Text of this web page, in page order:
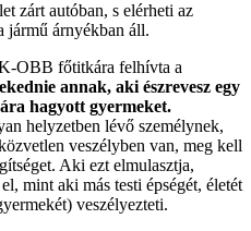
zárt autóban, s elérheti az
jármű árnyékban áll.
OBB főtitkára felhívta a
annak, aki észrevesz egy
hagyott gyermeket.
helyzetben lévő személynek,
veszélyben van, meg kell
Aki ezt elmulasztja,
mint aki más testi épségét, életét
veszélyezteti.